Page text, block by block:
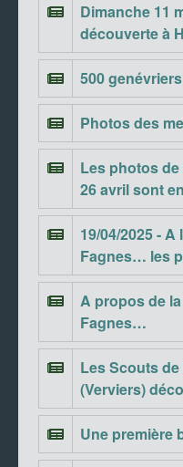
Dimanche 11
découverte à
500
Photos des
Les photos
26 avril sont
19/04/2025 -
Fagnes… les
A propos de
Fagnes…
Les Scouts
(Verviers)
Une première